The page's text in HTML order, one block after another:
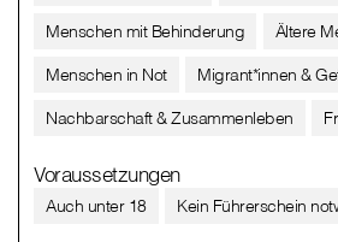
Menschen mit Behinderung
Ältere
Menschen in Not
Migrant*innen &
Nachbarschaft & Zusammenleben
Voraussetzungen
Auch unter 18 Kein Führerschein